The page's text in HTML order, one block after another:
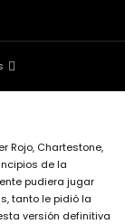
Rojo, Chartestone,
de la
pudiera jugar
tanto le pidió la
versión definitiva